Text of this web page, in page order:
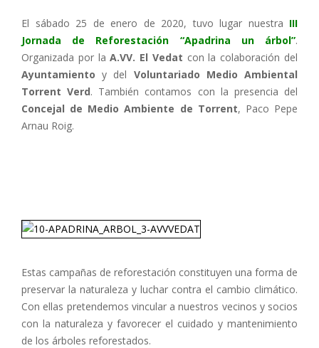
El sábado 25 de enero de 2020, tuvo lugar nuestra III
Jornada de Reforestación “Apadrina un árbol”.
Organizada por laA.VV. El Vedat con la colaboración del
Ayuntamiento y del Voluntariado Medio Ambiental
Torrent Verd. También contamos con la presencia del
Concejal de Medio Ambiente de Torrent, Paco Pepe
Arnau Roig.
Estas campañas de reforestación constituyen una forma de
preservar la naturaleza y luchar contra el cambio climático.
Con ellas pretendemos vincular a nuestros vecinos y socios
con la naturaleza y favorecer el cuidado y mantenimiento
de los árboles reforestados.